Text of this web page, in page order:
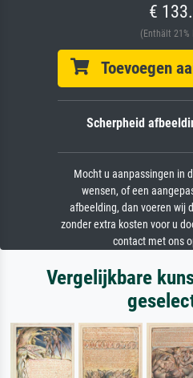
€
(Enthält 21%
Toevoegen
Scherpheid
Mocht u aanpassingen in
wensen, of een
afbeelding, dan voeren wij
zonder extra kosten voor u
contact met ons
Vergelijkbare